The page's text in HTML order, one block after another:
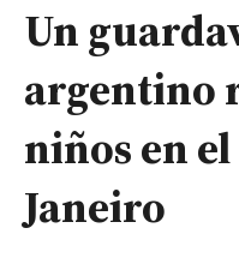
Un
argentino
niños en
Janeiro